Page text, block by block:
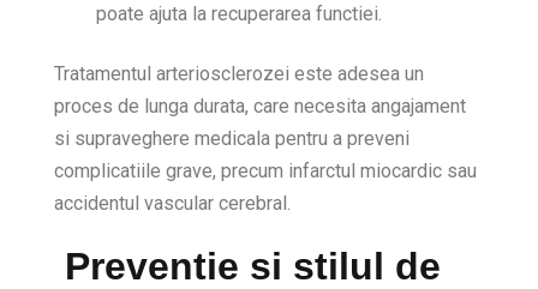
poate ajuta la recuperarea functiei.
Tratamentul arteriosclerozei este adesea un
proces de lunga durata, care necesita angajament
si supraveghere medicala pentru a preveni
complicatiile grave, precum infarctul miocardic sau
accidentul vascular cerebral.
Preventie si stilul de